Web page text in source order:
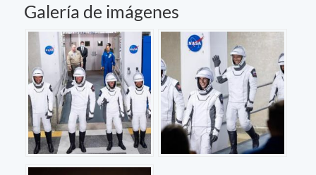
Galería de imágenes